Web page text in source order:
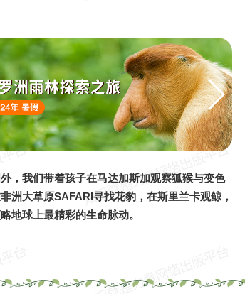
，我们带着孩子在马达加斯加观察狐猴与变色
洲大草原SAFARI寻找花豹，在斯里兰卡观鲸，
地球上最精彩的生命脉动。